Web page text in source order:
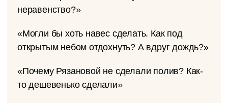
неравенство?»
«Могли бы хоть навес сделать. Как под
открытым небом отдохнуть? А вдруг дождь?»
«Почему Рязановой не сделали полив? Как-
то дешевенько сделали»